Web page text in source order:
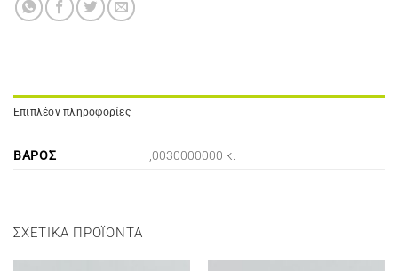
Επιπλέον πληροφορίες
ΒΆΡΟΣ ,0030000000 κ.
ΣΧΕΤΙΚΆ ΠΡΟΪΌΝΤΑ